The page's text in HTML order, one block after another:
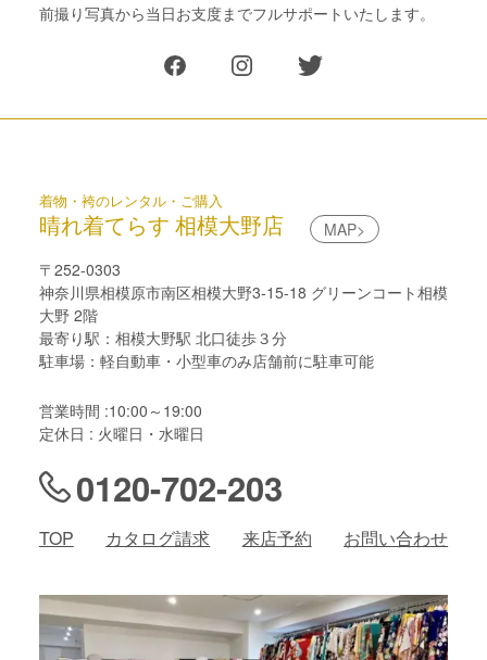
前撮り写真から当日お支度までフルサポートいたします。
着物・袴のレンタル・ご購入
晴れ着てらす 相模大野店
MAP>
〒252-0303
神奈川県相模原市南区相模大野3-15-18 グリーンコート相模
大野 2階
最寄り駅：相模大野駅 北口徒歩３分
駐車場：軽自動車・小型車のみ店舗前に駐車可能
営業時間 :10:00～19:00
定休日 : 火曜日・水曜日
0120-702-203
TOP カタログ請求 来店予約 お問い合わせ